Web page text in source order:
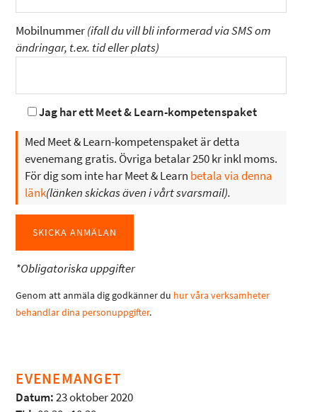
Mobilnummer(ifall du vill bli informerad via SMS om
ändringar, t.ex. tid eller plats)
Jag har ett Meet & Learn-kompetenspaket
Med Meet & Learn-kompetenspaket är detta
evenemang gratis. Övriga betalar 250 kr inkl moms.
För dig som inte har Meet & Learn betala via denna
länk(länken skickas även i vårt svarsmail).
*Obligatoriska uppgifter
Genom att anmäla dig godkänner du hur våra verksamheter
behandlar dina personuppgifter.
EVENEMANGET
Datum:23 oktober 2020